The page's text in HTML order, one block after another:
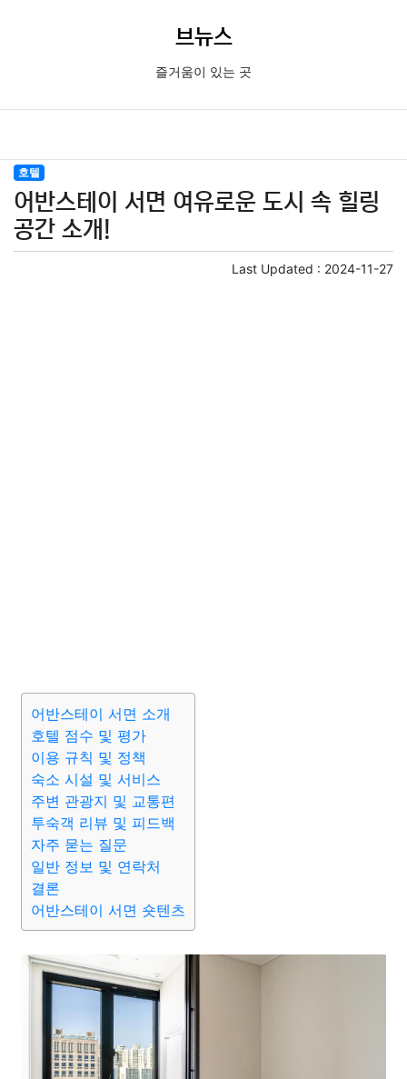
브뉴스
즐거움이 있는 곳
호텔
어반스테이 서면 여유로운 도시 속 힐링
공간 소개!
Last Updated : 2024-11-27
어반스테이 서면 소개
호텔 점수 및 평가
이용 규칙 및 정책
숙소 시설 및 서비스
주변 관광지 및 교통편
투숙객 리뷰 및 피드백
자주 묻는 질문
일반 정보 및 연락처
결론
어반스테이 서면 숏텐츠